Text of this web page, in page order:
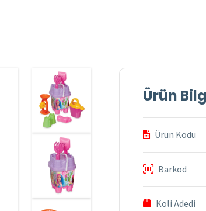
Ürün
Ürün Kodu
Barkod
Koli Adedi